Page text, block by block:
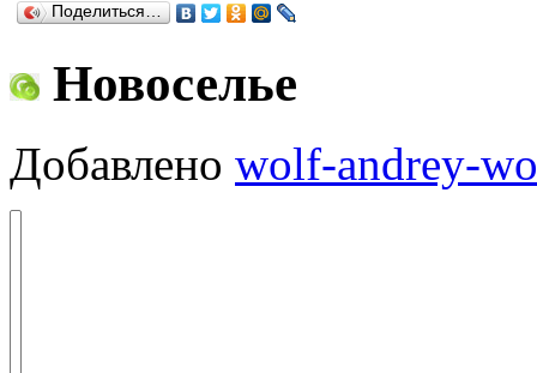
Поделиться…
Новоселье
Добавлено wolf-andrey-